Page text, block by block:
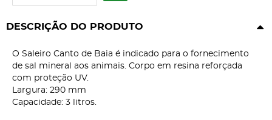
DESCRIÇÃO DO PRODUTO
O Saleiro Canto de Baia é indicado para o fornecimento
de sal mineral aos animais. Corpo em resina reforçada
com proteção UV.
Largura: 290 mm
Capacidade: 3 litros.